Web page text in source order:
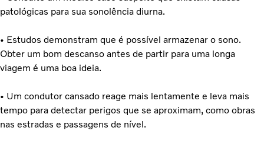
patológicas para sua sonolência diurna.
• Estudos demonstram que é possível armazenar o sono.
Obter um bom descanso antes de partir para uma longa
viagem é uma boa ideia.
• Um condutor cansado reage mais lentamente e leva mais
tempo para detectar perigos que se aproximam, como obras
nas estradas e passagens de nível.